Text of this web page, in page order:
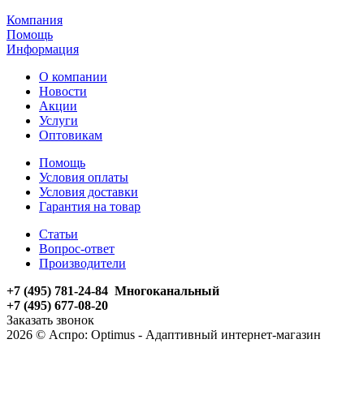
Компания
Помощь
Информация
О компании
Новости
Акции
Услуги
Оптовикам
Помощь
Условия оплаты
Условия доставки
Гарантия на товар
Статьи
Вопрос-ответ
Производители
+7 (495) 781-24-84 Многоканальный
+7 (495) 677-08-20
Заказать звонок
2026 © Аспро: Optimus - Адаптивный интернет-магазин